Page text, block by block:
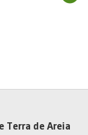
Terra de Areia